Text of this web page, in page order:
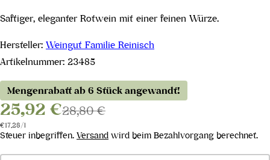
Saftiger, eleganter Rotwein mit einer feinen Würze.
Hersteller: Weingut Familie Reinisch
Artikelnummer: 23485
Mengenrabatt ab 6 Stück angewandt!
25,92 €28,80 €
Stückpreis
€17,28/pro
l
Steuer inbegriffen. Versand wird beim Bezahlvorgang berechnet.